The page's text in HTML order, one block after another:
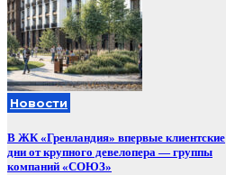
Новости
В ЖК «Гренландия» впервые клиентские
дни от крупного девелопера — группы
компаний «СОЮЗ»